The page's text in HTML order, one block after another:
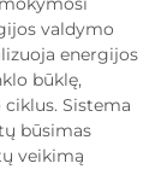
valdymo
energijos
būklę,
Sistema
būsimas
veikimą